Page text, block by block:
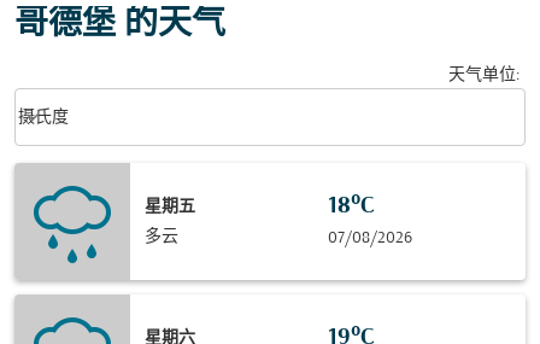
哥德堡 的天气
天气单位:
Weather unit option 摄氏度 Selected
摄氏度
keyboard_arrow_down
星期五
多云
18°C
07/08/2026
星期六 19°C